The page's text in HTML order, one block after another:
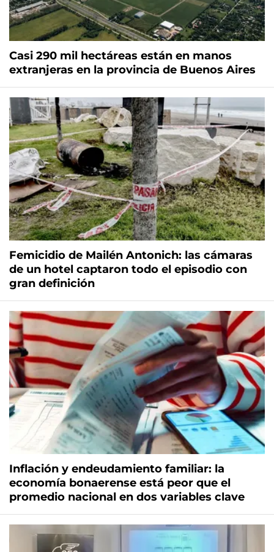
Casi 290 mil hectáreas están en manos
extranjeras en la provincia de Buenos Aires
Femicidio de Mailén Antonich: las cámaras
de un hotel captaron todo el episodio con
gran definición
Inflación y endeudamiento familiar: la
economía bonaerense está peor que el
promedio nacional en dos variables clave